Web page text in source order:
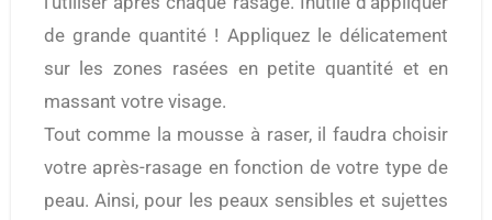
de grande quantité ! Appliquez le délicatement
sur les zones rasées en petite quantité et en
massant votre visage.
Tout comme la mousse à raser, il faudra choisir
votre après-rasage en fonction de votre type de
peau. Ainsi, pour les peaux sensibles et sujettes